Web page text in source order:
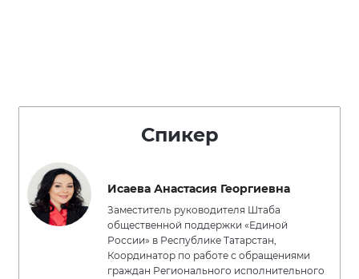
Спикер
Исаева Анастасия Георгиевна
Заместитель руководителя Штаба
общественной поддержки «Единой
России» в Республике Татарстан,
Координатор по работе с обращениями
граждан Регионального исполнительного